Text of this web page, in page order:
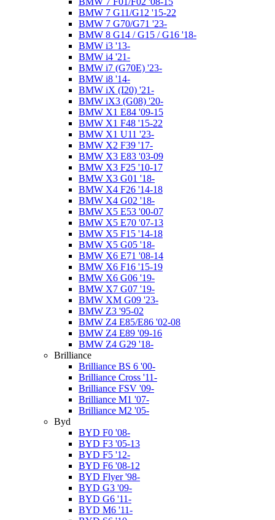
BMW 7 G11/G12 '15-22
BMW 7 G70/G71 '23-
BMW 8 G14 / G15 / G16 '18-
BMW i3 '13-
BMW i4 '21-
BMW i7 (G70E) '23-
BMW i8 '14-
BMW iX (I20) '21-
BMW iX3 (G08) '20-
BMW X1 E84 '09-15
BMW X1 F48 '15-22
BMW X1 U11 '23-
BMW X2 F39 '17-
BMW X3 E83 '03-09
BMW X3 F25 '10-17
BMW X3 G01 '18-
BMW X4 F26 '14-18
BMW X4 G02 '18-
BMW X5 E53 '00-07
BMW X5 E70 '07-13
BMW X5 F15 '14-18
BMW X5 G05 '18-
BMW X6 E71 '08-14
BMW X6 F16 '15-19
BMW X6 G06 '19-
BMW X7 G07 '19-
BMW XM G09 '23-
BMW Z3 '95-02
BMW Z4 E85/E86 '02-08
BMW Z4 E89 '09-16
BMW Z4 G29 '18-
Brilliance
Brilliance BS 6 '00-
Brilliance Cross '11-
Brilliance FSV '09-
Brilliance M1 '07-
Brilliance M2 '05-
Byd
BYD F0 '08-
BYD F3 '05-13
BYD F5 '12-
BYD F6 '08-12
BYD Flyer '98-
BYD G3 '09-
BYD G6 '11-
BYD M6 '11-